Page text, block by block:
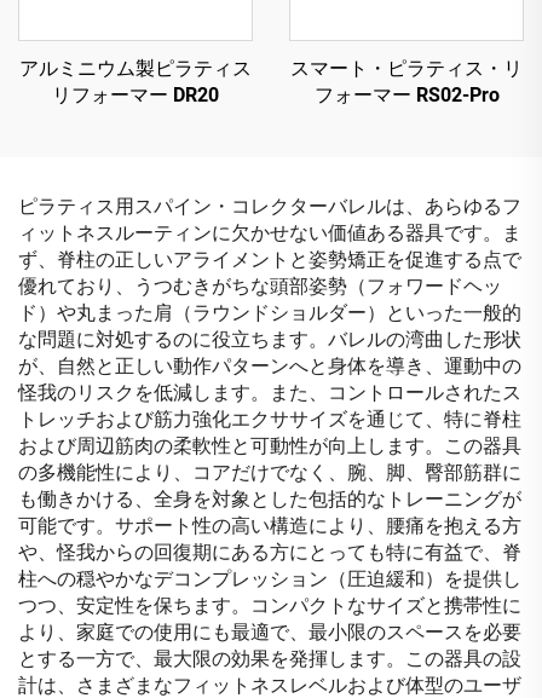
アルミニウム製ピラティス
リフォーマー DR20
スマート・ピラティス・リ
フォーマー RS02-Pro
ピラティス用スパイン・コレクターバレルは、あらゆるフ
ィットネスルーティンに欠かせない価値ある器具です。ま
ず、脊柱の正しいアライメントと姿勢矯正を促進する点で
優れており、うつむきがちな頭部姿勢（フォワードヘッ
ド）や丸まった肩（ラウンドショルダー）といった一般的
な問題に対処するのに役立ちます。バレルの湾曲した形状
が、自然と正しい動作パターンへと身体を導き、運動中の
怪我のリスクを低減します。また、コントロールされたス
トレッチおよび筋力強化エクササイズを通じて、特に脊柱
および周辺筋肉の柔軟性と可動性が向上します。この器具
の多機能性により、コアだけでなく、腕、脚、臀部筋群に
も働きかける、全身を対象とした包括的なトレーニングが
可能です。サポート性の高い構造により、腰痛を抱える方
や、怪我からの回復期にある方にとっても特に有益で、脊
柱への穏やかなデコンプレッション（圧迫緩和）を提供し
つつ、安定性を保ちます。コンパクトなサイズと携帯性に
より、家庭での使用にも最適で、最小限のスペースを必要
とする一方で、最大限の効果を発揮します。この器具の設
計は、さまざまなフィットネスレベルおよび体型のユーザ